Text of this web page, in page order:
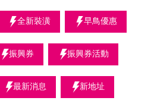
全新裝潢 早鳥優惠
振興券 振興券活動
最新消息 新地址